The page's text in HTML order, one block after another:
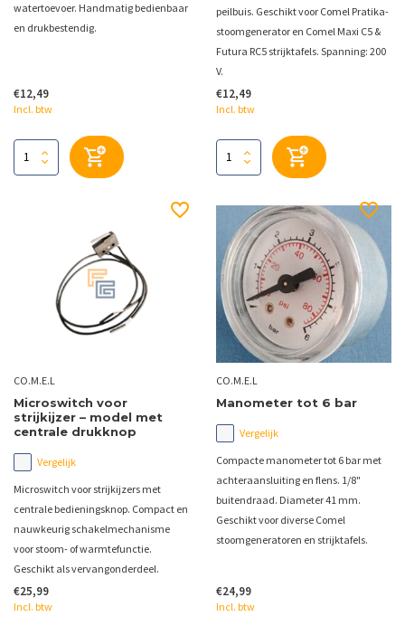
watertoevoer. Handmatig bedienbaar
en drukbestendig.
€12,49
Incl. btw
peilbuis. Geschikt voor Comel Pratika-
stoomgenerator en Comel Maxi C5 &
Futura RC5 strijktafels. Spanning: 200
V.
€12,49
Incl. btw
CO.M.E.L
Microswitch voor
strijkijzer – model met
centrale drukknop
Vergelijk
Microswitch voor strijkijzers met
centrale bedieningsknop. Compact en
nauwkeurig schakelmechanisme
voor stoom- of warmtefunctie.
Geschikt als vervangonderdeel.
€25,99
Incl. btw
CO.M.E.L
Manometer tot 6 bar
Vergelijk
Compacte manometer tot 6 bar met
achteraansluiting en flens. 1/8"
buitendraad. Diameter 41 mm.
Geschikt voor diverse Comel
stoomgeneratoren en strijktafels.
€24,99
Incl. btw